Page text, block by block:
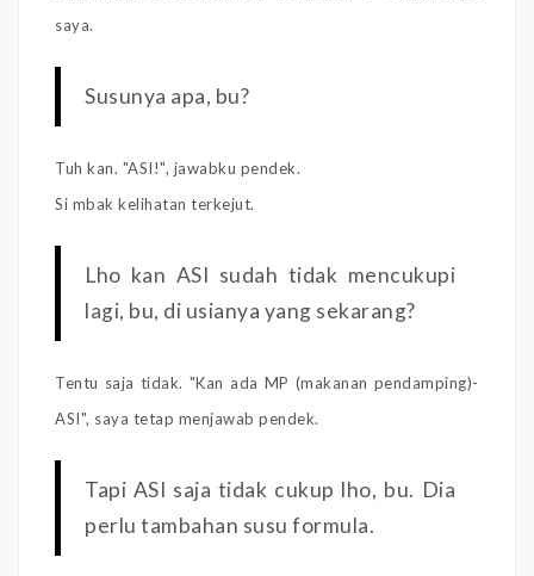
saya.
Susunya apa, bu?
Tuh kan. "ASI!", jawabku pendek.
Si mbak kelihatan terkejut.
Lho kan ASI sudah tidak mencukupi
lagi, bu, di usianya yang sekarang?
Tentu saja tidak. "Kan ada MP (makanan pendamping)-
ASI", saya tetap menjawab pendek.
Tapi ASI saja tidak cukup lho, bu. Dia
perlu tambahan susu formula.